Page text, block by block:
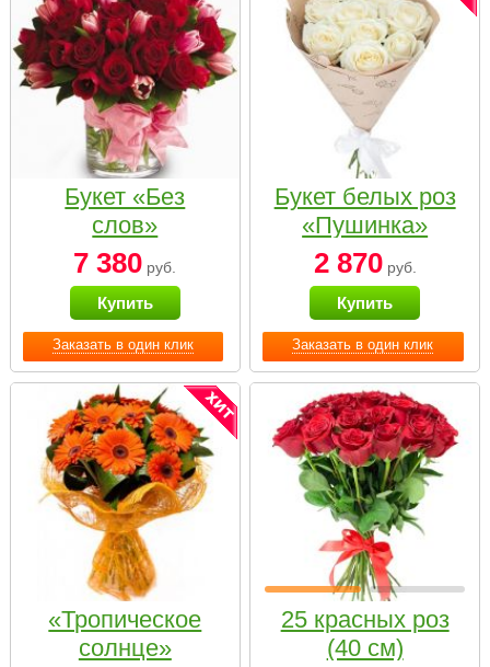
Заказать в один клик
Букет «Без
слов»
7 380 руб.
Купить
Заказать в один клик
Букет белых роз
«Пушинка»
2 870руб.
Купить
«Тропическое
солнце»
25 красных роз
(40 см)